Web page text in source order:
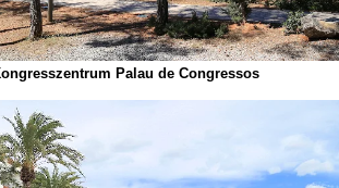
Palau de Congressos